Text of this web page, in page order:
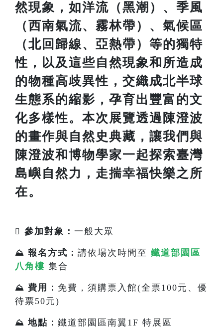
然現象，如洋流（黑潮）、季風
（西南氣流、霧林帶）、氣候區
（北回歸線、亞熱帶）等的獨特
性，以及這些自然現象和所造成
的物種高歧異性，交織成北半球
生態系的縮影，孕育出豐富的文
化多樣性。本次展覽透過陳澄波
的畫作與自然史典藏，讓我們與
陳澄波和博物學家一起探索臺灣
島嶼自然力，走揣幸福快樂之所
在。
 參加對象： 一般大眾
⛰️ 報名方式： 請依場次時間至 鐵道部園區
八角樓 集合
⛰️ 費用： 免費，須購票入館(全票100元、優
待票50元)
⛰️ 地點： 鐵道部園區南翼1F 特展區